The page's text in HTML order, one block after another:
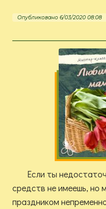
Опубликовано 6/03/2020 08:08
Если ты
средств не имеешь, но
праздником